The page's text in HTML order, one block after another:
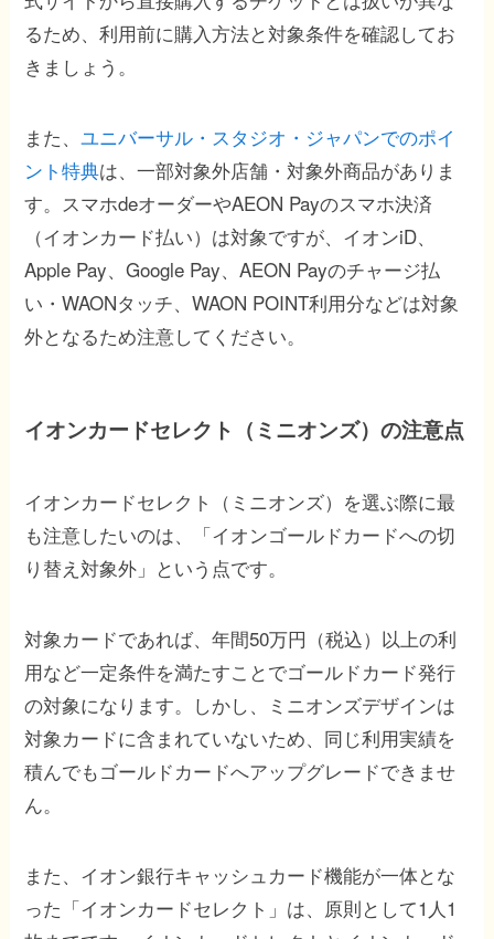
るため、利用前に購入方法と対象条件を確認してお
きましょう。
また、ユニバーサル・スタジオ・ジャパンでのポイ
ント特典は、一部対象外店舗・対象外商品がありま
す。スマホdeオーダーやAEON Payのスマホ決済
（イオンカード払い）は対象ですが、イオンiD、
Apple Pay、Google Pay、AEON Payのチャージ払
い・WAONタッチ、WAON POINT利用分などは対象
外となるため注意してください。
イオンカードセレクト（ミニオンズ）の注意点
イオンカードセレクト（ミニオンズ）を選ぶ際に最
も注意したいのは、「イオンゴールドカードへの切
り替え対象外」という点です。
対象カードであれば、年間50万円（税込）以上の利
用など一定条件を満たすことでゴールドカード発行
の対象になります。しかし、ミニオンズデザインは
対象カードに含まれていないため、同じ利用実績を
積んでもゴールドカードへアップグレードできませ
ん。
また、イオン銀行キャッシュカード機能が一体とな
った「イオンカードセレクト」は、原則として1人1